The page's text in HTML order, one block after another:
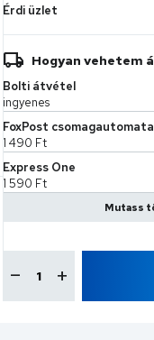
Érdi üzlet
Hogyan vehetem
Bolti átvétel
ingyenes
FoxPost csomagautomata
1 490 Ft
Express One
1 590 Ft
2 599 Ft
CS-Sprint